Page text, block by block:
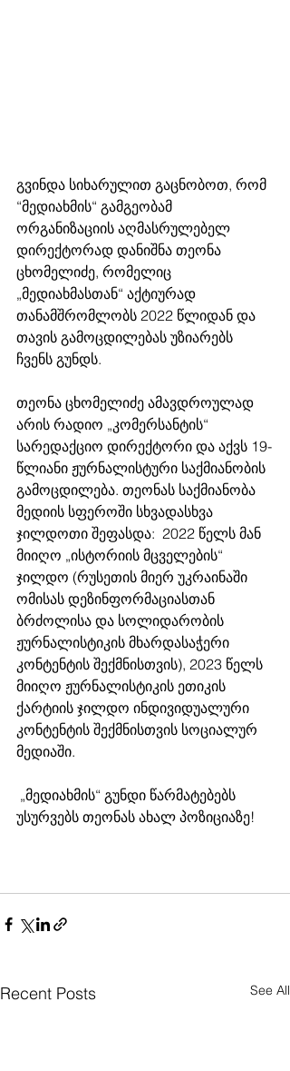
გვინდა სიხარულით გაცნობოთ, რომ
“მედიახმის“ გამგეობამ
ორგანიზაციის აღმასრულებელ
დირექტორად დანიშნა თეონა
ცხომელიძე, რომელიც
„მედიახმასთან“ აქტიურად
თანამშრომლობს 2022 წლიდან და
თავის გამოცდილებას უზიარებს
ჩვენს გუნდს.
თეონა ცხომელიძე ამავდროულად
არის რადიო „კომერსანტის“
სარედაქციო დირექტორი და აქვს 19-
წლიანი ჟურნალისტური საქმიანობის
გამოცდილება. თეონას საქმიანობა
მედიის სფეროში სხვადასხვა
ჯილდოთი შეფასდა:  2022 წელს მან
მიიღო „ისტორიის მცველების“
ჯილდო (რუსეთის მიერ უკრაინაში
ომისას დეზინფორმაციასთან
ბრძოლისა და სოლიდარობის
ჟურნალისტიკის მხარდასაჭერი
კონტენტის შექმნისთვის), 2023 წელს
მიიღო ჟურნალისტიკის ეთიკის
ქარტიის ჯილდო ინდივიდუალური
კონტენტის შექმნისთვის სოციალურ
მედიაში.
უსურვებს თეონას ახალ პოზიციაზე!
Recent Posts See All